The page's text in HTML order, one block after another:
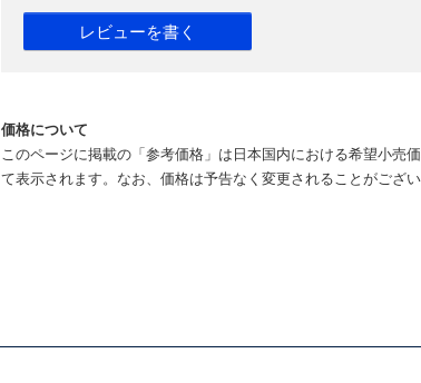
レビューを書く
価格について
このページに掲載の「参考価格」は日本国内における希望小売
て表示されます。なお、価格は予告なく変更されることがござ